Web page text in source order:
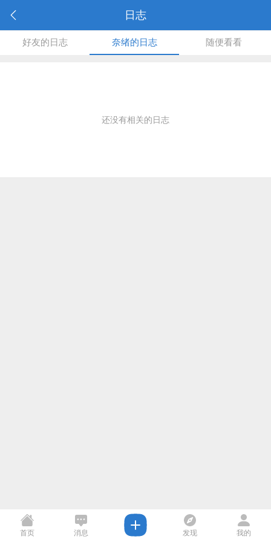
日志
好友的日志 奈绪的日志 随便看看
还没有相关的日志
首页 消息 发现 我的